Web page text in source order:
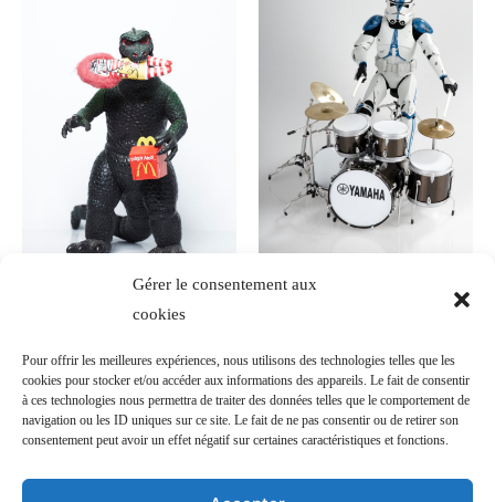
Gérer le consentement aux
cookies
Pour offrir les meilleures expériences, nous utilisons des technologies telles que les
cookies pour stocker et/ou accéder aux informations des appareils. Le fait de consentir
à ces technologies nous permettra de traiter des données telles que le comportement de
navigation ou les ID uniques sur ce site. Le fait de ne pas consentir ou de retirer son
consentement peut avoir un effet négatif sur certaines caractéristiques et fonctions.
GIVE ME A HAPPY
1500.00€
1500.00€
Ajouter au panier